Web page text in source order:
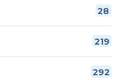
28
219
292